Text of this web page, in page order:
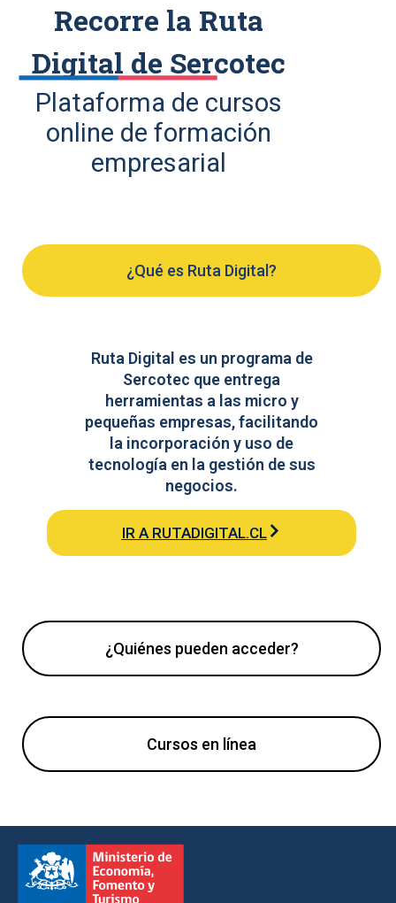
Recorre la Ruta
Digital de Sercotec
Plataforma de cursos
online de formación
empresarial
¿Qué es Ruta Digital?
¿Quiénes pueden acceder?
Cursos en línea
Ruta Digital es un programa de
Sercotec que entrega
herramientas a las micro y
pequeñas empresas, facilitando
la incorporación y uso de
tecnología en la gestión de sus
negocios.
IR A RUTADIGITAL.CL